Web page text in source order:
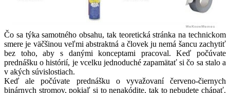
Čo sa týka samotného obsahu, tak teoretická stránka na technickom
smere je väčšinou veľmi abstraktná a človek ju nemá šancu zachytiť
bez toho, aby s danými konceptami pracoval. Keď počúvate
prednášku o histórií, je vcelku jednoduché zapamätať si čo sa stalo a
v akých súvislostiach.
Keď ale počúvate prednášku o vyvažovaní červeno-čiernych
binárnych stromov, pokiaľ si to nenakódite, tak to nebudete chápať.